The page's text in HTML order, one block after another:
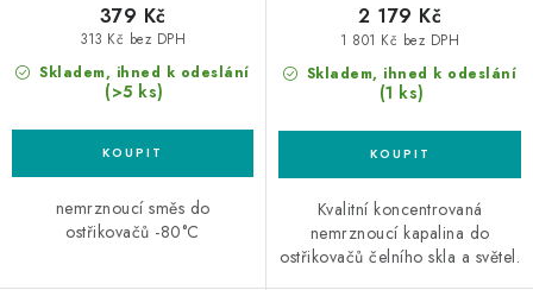
Skladem, ihned k odeslání
(>5 ks)
313 Kč bez DPH
379 Kč
nemrznoucí směs do
ostřikovačů -80°C
Skladem, ihned k odeslání
(1 ks)
1 801 Kč bez DPH
2 179 Kč
Kvalitní koncentrovaná
nemrznoucí kapalina do
ostřikovačů čelního skla a světel.